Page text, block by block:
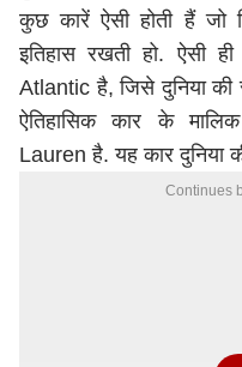
कुछ कारें ऐसी होती हैं जो
इतिहास रखती हो. ऐसी
Atlantic है, जिसे दुनिया की
ऐतिहासिक कार के
Lauren है. यह कार दुनिया
Continues